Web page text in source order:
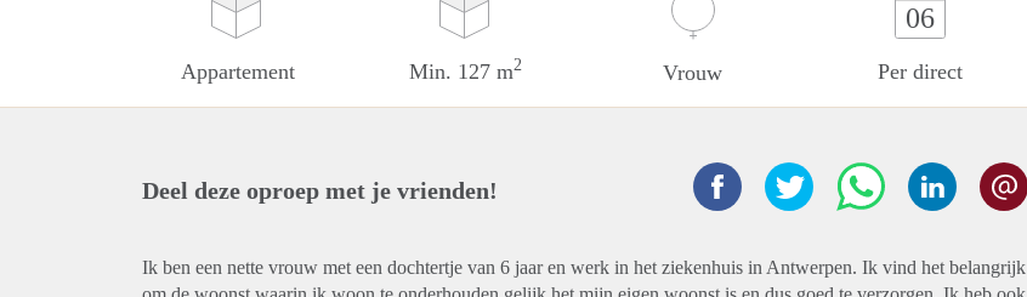
Appartement Min. 127 m2 Vrouw
06
Per direct
Deel deze oproep met je vrienden!
Ik ben een nette vrouw met een dochtertje van 6 jaar en werk in het ziekenhuis in Antwerpen. Ik vind het belangrijk